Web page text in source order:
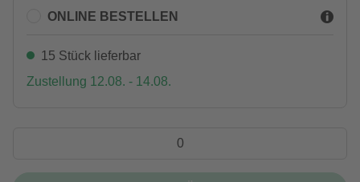
ONLINE BESTELLEN
15 Stück lieferbar
Zustellung 12.08. - 14.08.